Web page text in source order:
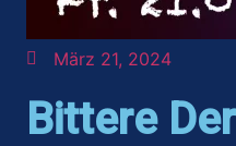
März 21, 2024
Bittere